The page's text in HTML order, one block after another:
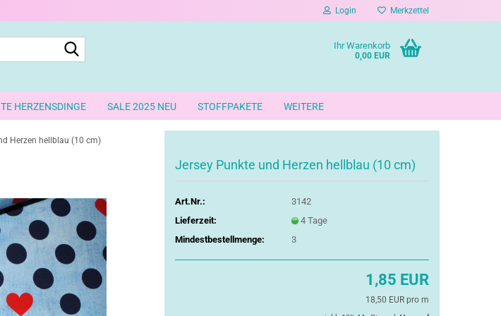
Login Merkzettel
Ihr Warenkorb
0,00 EUR
HERZENSDINGE SALE 2025 NEU STOFFPAKETE WEITERE
Herzen hellblau (10 cm)
Jersey Punkte und Herzen hellblau (10 cm)
Art.Nr.:
3142
Lieferzeit:
4 Tage
Mindestbestellmenge:
3
1,85 EUR
18,50 EUR pro m